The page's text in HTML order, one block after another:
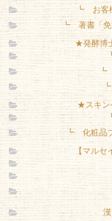
┗ お客
┗ 著書「免
★発酵博
┗
★スキン
┗ 化粧品
【マルセ